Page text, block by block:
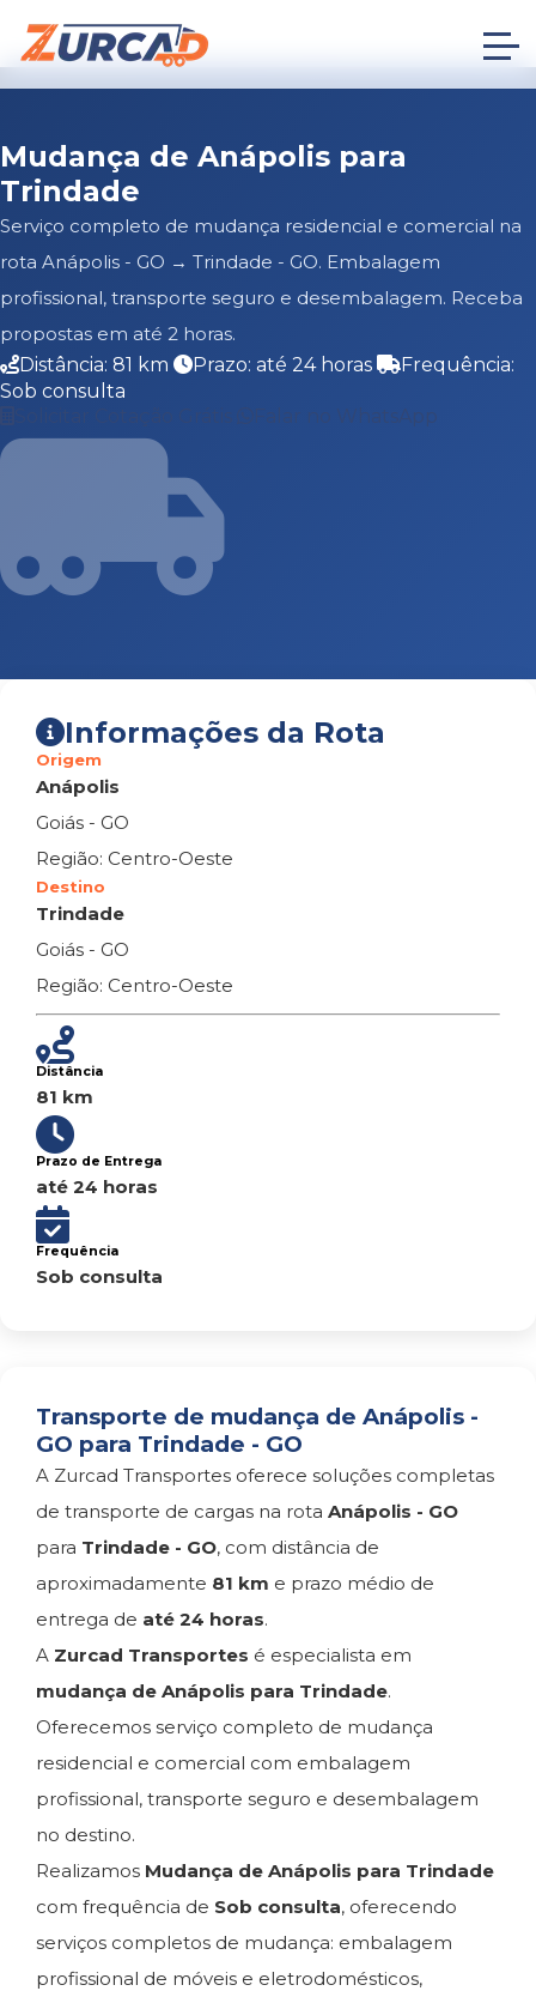
Mudança de Anápolis para
Trindade
Serviço completo de mudança residencial e comercial na
rota Anápolis - GO → Trindade - GO. Embalagem
profissional, transporte seguro e desembalagem. Receba
propostas em até 2 horas.
Distância: 81 km
Prazo: até 24 horas
Frequência:
Sob consulta
Falar no WhatsApp
Informações da Rota
Origem
Anápolis
Goiás - GO
Região: Centro-Oeste
Destino
Trindade
Goiás - GO
Região: Centro-Oeste
Distância
81 km
Prazo de Entrega
até 24 horas
Frequência
Sob consulta
Transporte de mudança de Anápolis -
GO para Trindade - GO
A Zurcad Transportes oferece soluções completas
de transporte de cargas na rota Anápolis - GO
para Trindade - GO, com distância de
aproximadamente 81 km e prazo médio de
entrega de até 24 horas.
A Zurcad Transportes é especialista em
mudança de Anápolis para Trindade.
Oferecemos serviço completo de mudança
residencial e comercial com embalagem
profissional, transporte seguro e desembalagem
no destino.
Realizamos Mudança de Anápolis para Trindade
com frequência de Sob consulta, oferecendo
serviços completos de mudança: embalagem
profissional de móveis e eletrodomésticos,